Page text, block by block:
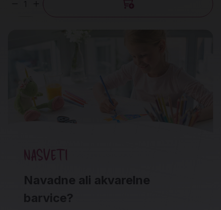
NASVETI
Navadne ali akvarelne
barvice?